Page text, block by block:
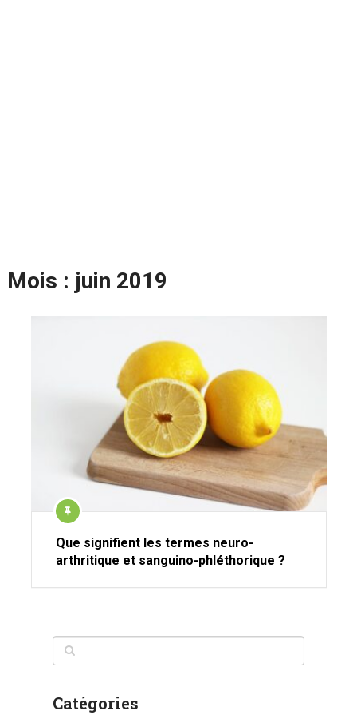
Mois : juin 2019
Que signifient les termes neuro-
arthritique et sanguino-phléthorique ?
Catégories